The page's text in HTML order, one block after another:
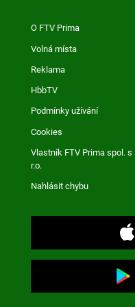
O FTV Prima
Volná místa
Reklama
HbbTV
Podmínky užívání
Cookies
Vlastník FTV Prima spol. s
r.o.
Nahlásit chybu